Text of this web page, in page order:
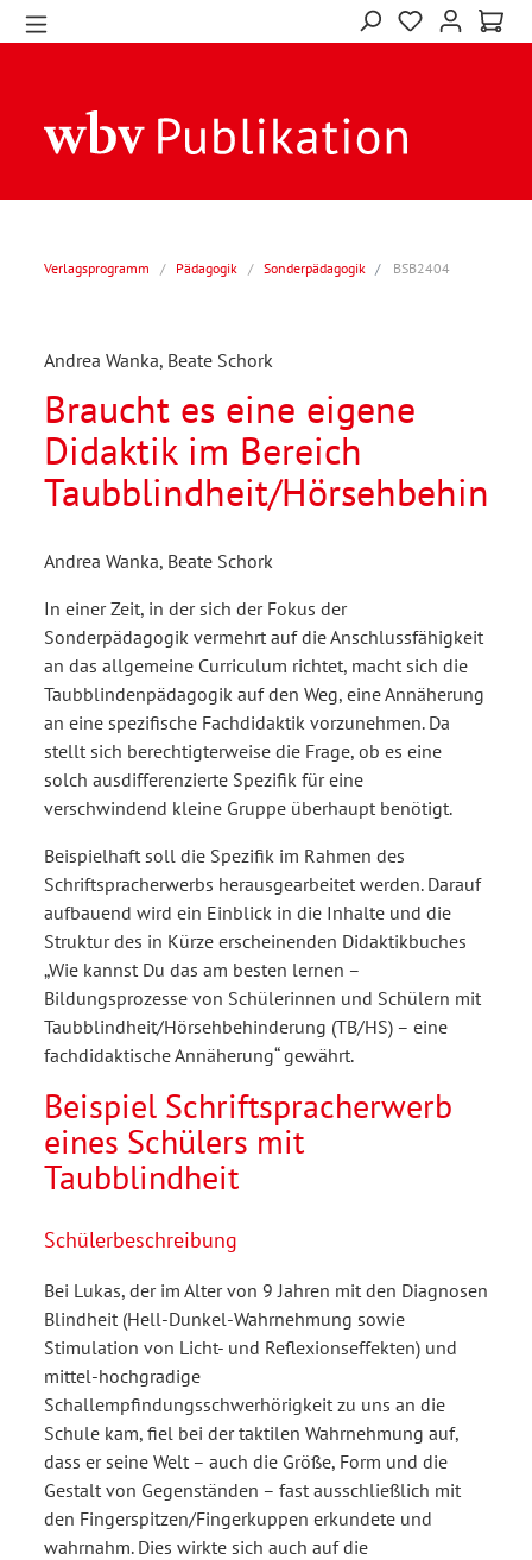
Verlagsprogramm / Pädagogik / Sonderpädagogik BSB2404
Andrea Wanka, Beate Schork
Braucht es eine eigene
Didaktik im Bereich
Taubblindheit/
Andrea Wanka, Beate Schork
In einer Zeit, in der sich der Fokus der
Sonderpädagogik vermehrt auf die Anschlussfähigkeit
an das allgemeine Curriculum richtet, macht sich die
Taubblindenpädagogik auf den Weg, eine Annäherung
an eine spezifische Fachdidaktik vorzunehmen. Da
stellt sich berechtigterweise die Frage, ob es eine
solch ausdifferenzierte Spezifik für eine
verschwindend kleine Gruppe überhaupt benötigt.
Beispielhaft soll die Spezifik im Rahmen des
Schriftspracherwerbs herausgearbeitet werden. Darauf
aufbauend wird ein Einblick in die Inhalte und die
Struktur des in Kürze erscheinenden Didaktikbuches
„Wie kannst Du das am besten lernen –
Bildungsprozesse von Schülerinnen und Schülern mit
Taubblindheit/Hörsehbehinderung (TB/HS) – eine
fachdidaktische Annäherung“ gewährt.
Beispiel Schriftspracherwerb
eines Schülers mit
Taubblindheit
Schülerbeschreibung
Bei Lukas, der im Alter von 9 Jahren mit den Diagnosen
Blindheit (Hell-Dunkel-Wahrnehmung sowie
Stimulation von Licht- und Reflexionseffekten) und
mittel-hochgradige
Schallempfindungsschwerhörigkeit zu uns an die
Schule kam, fiel bei der taktilen Wahrnehmung auf,
dass er seine Welt – auch die Größe, Form und die
Gestalt von Gegenständen – fast ausschließlich mit
den Fingerspitzen/Fingerkuppen erkundete und
wahrnahm. Dies wirkte sich auch auf die